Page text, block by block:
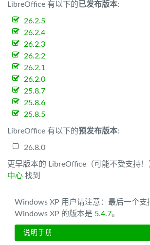
LibreOffice 有以下的已发布版本:
26.2.5
26.2.4
26.2.3
26.2.2
26.2.1
26.2.0
25.8.7
25.8.6
25.8.5
LibreOffice 有以下的预发布版本:
26.8.0
更早版本的 LibreOffice（可能不受支持！
中心 找到
Windows XP 用户请注意：最后一个支
Windows XP 的版本是 5.4.7。
说明手册